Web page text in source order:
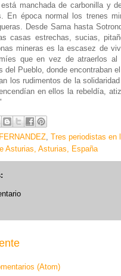
manchada de carbonilla y
En época normal los trenes
Desde Sama hasta
casas estrechas, sucias,
mineras es la escasez de
que en vez de atraerlos
del Pueblo, donde
los rudimentos de la
en ellos la rebeldía,
, Tres periodistas en
Asturias, Asturias, España
(Atom)